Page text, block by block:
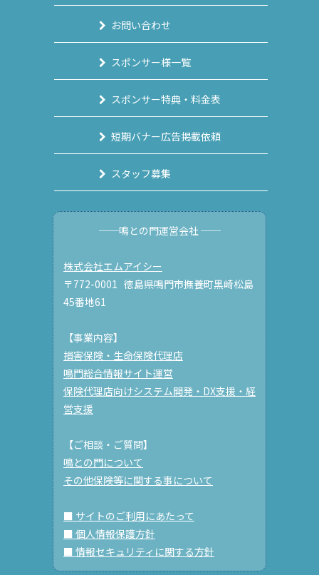
お問い合わせ
スポンサー様一覧
スポンサー特典・料金表
短期バナー広告掲載依頼
スタッフ募集
──鳴との門運営会社 ──
株式会社エムアイシー
〒772-0001 徳島県鳴門市撫養町黒崎松島
45番地61
【事業内容】
損害保険・生命保険代理店
鳴門総合情報サイト運営
保険代理店向けシステム開発・DX支援・経
営支援
【ご相談・ご質問】
鳴との門について
その他保険等に関する事について
■ サイトのご利用にあたって
■ 個人情報保護方針
■ 情報セキュリティに関する方針